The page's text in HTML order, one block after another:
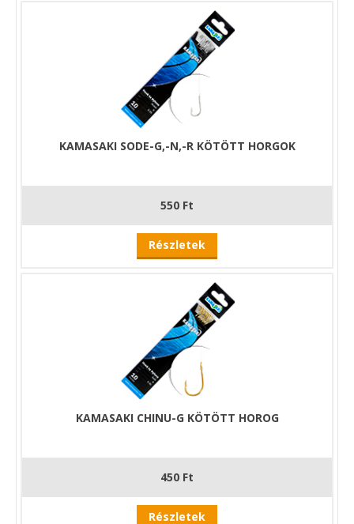
KAMASAKI SODE-G,-N,-R KÖTÖTT HORGOK
550 Ft
Részletek
KAMASAKI CHINU-G KÖTÖTT HOROG
450 Ft
Részletek